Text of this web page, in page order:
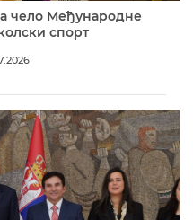
чело Међународне
спорт